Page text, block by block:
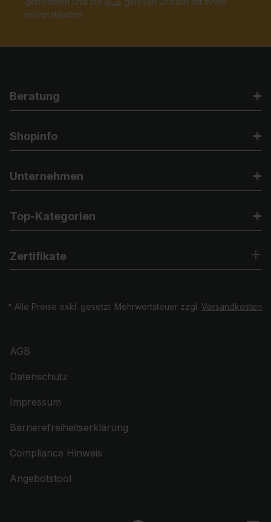
einverstanden.
Beratung
Shopinfo
Unternehmen
Top-Kategorien
Zertifikate
* Alle Preise exkl. gesetzl. Mehrwertsteuer zzgl. Versandkosten.
AGB
Datenschutz
Impressum
Barrierefreiheitserklärung
Compliance Hinweis
Angebotstool